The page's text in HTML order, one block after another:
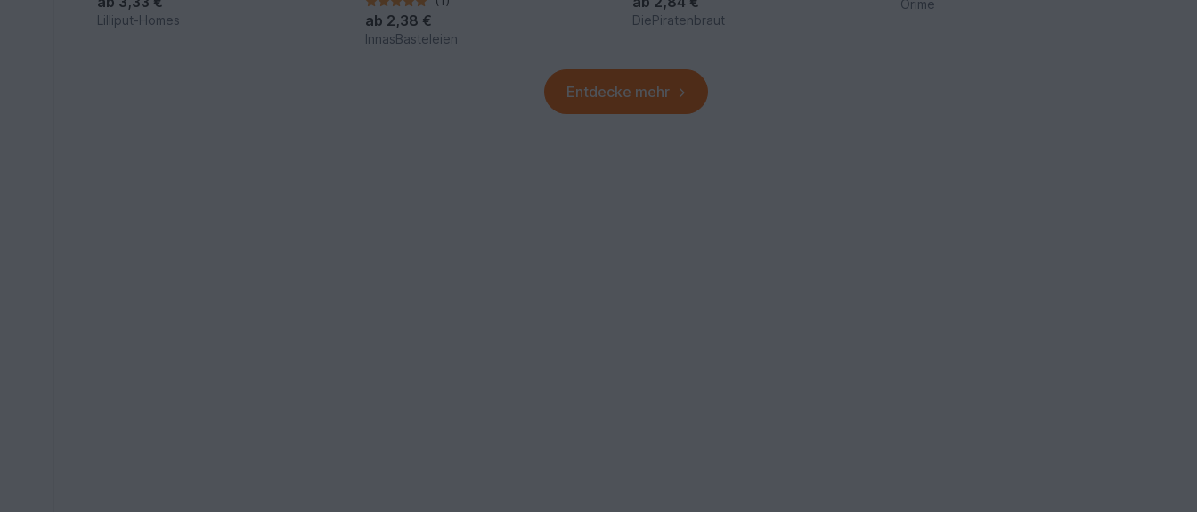
Lilliput-Homes ab 2,38 €
InnasBasteleien
DiePiratenbraut
Orime
Entdecke mehr